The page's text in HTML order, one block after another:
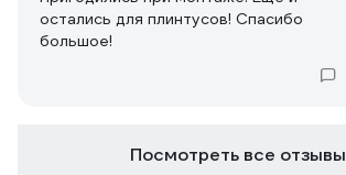
остались для плинтусов! Спасибо
большое!
Посмотреть все отзывы